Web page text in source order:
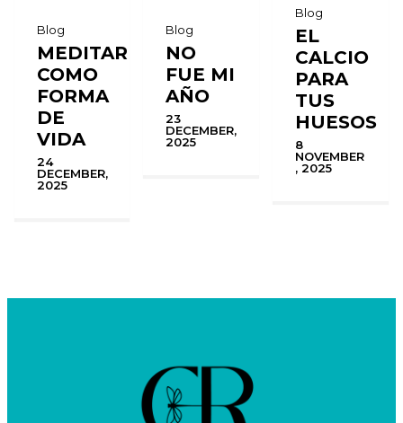
Blog
MEDITAR
COMO
FORMA
DE
VIDA
24
DECEMBER,
2025
Blog
NO
FUE MI
AÑO
23
DECEMBER,
2025
Blog
EL
CALCIO
PARA
TUS
HUESOS
8
NOVEMBER
, 2025